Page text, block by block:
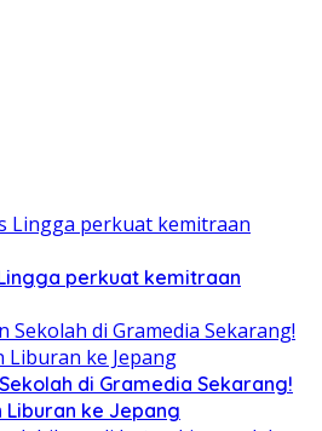
perkuat kemitraan
di Gramedia Sekarang!
Liburan ke Jepang